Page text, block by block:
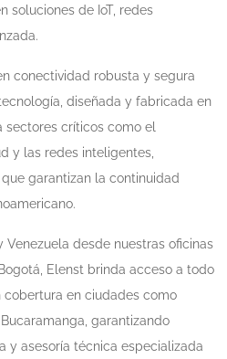
soluciones de IoT, redes
conectividad robusta y segura
diseñada y fabricada en
sectores críticos como el
y las redes inteligentes,
garantizan la continuidad
desde nuestras oficinas
Elenst brinda acceso a todo
en ciudades como
garantizando
y asesoría técnica especializada